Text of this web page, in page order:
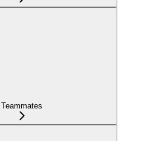
Teammates